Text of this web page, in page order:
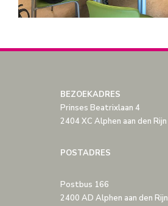
BEZOEKADRES
Prinses Beatrixlaan 4
2404 XC Alphen aan den Rijn
POSTADRES
Postbus 166
2400 AD Alphen aan den Rijn